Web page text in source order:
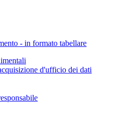
- in formato tabellare
d'ufficio dei dati